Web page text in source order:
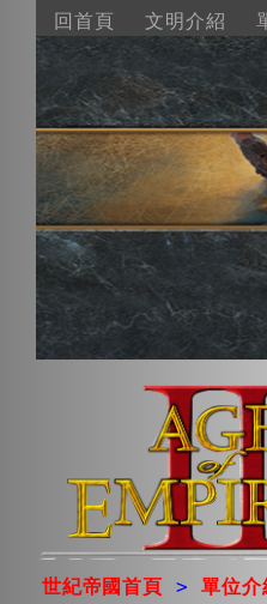
回首頁 文明介紹
世紀帝國首頁 >單位介